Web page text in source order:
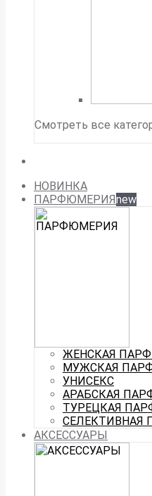
Смотреть все
НОВИНКА
ПАРФЮМЕРИЯnew
ЖЕНСКАЯ
МУЖСКАЯ
УНИСЕКС
АРАБСКАЯ
ТУРЕЦКАЯ
СЕЛЕКТИВНАЯ
АКСЕССУАРЫ